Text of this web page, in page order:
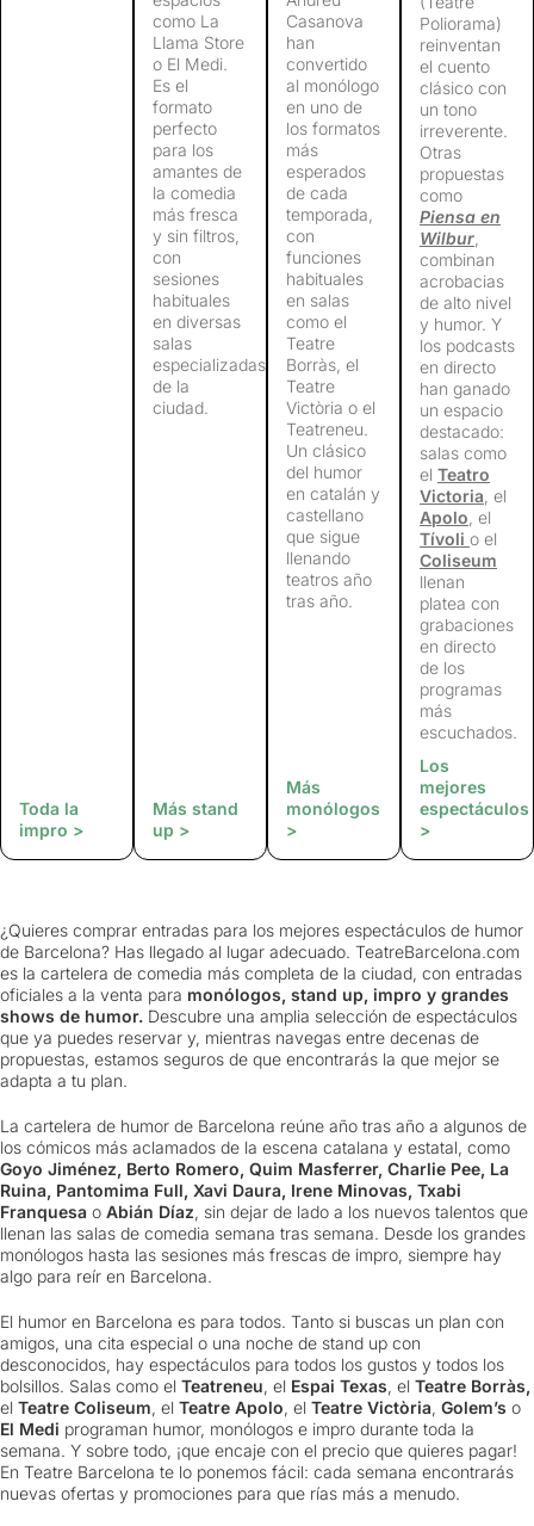
Toda la
impro >
como La
Llama Store
o El Medi.
Es el
formato
perfecto
para los
amantes de
la comedia
más fresca
y sin filtros,
con
sesiones
habituales
en diversas
salas
especializadas
de la
ciudad.
Más stand
up >
Casanova
han
convertido
al monólogo
en uno de
los formatos
más
esperados
de cada
temporada,
con
funciones
habituales
en salas
como el
Teatre
Borràs, el
Teatre
Victòria o el
Teatreneu.
Un clásico
del humor
en catalán y
castellano
que sigue
llenando
teatros año
tras año.
Más
monólogos
>
Poliorama)
reinventan
el cuento
clásico con
un tono
irreverente.
Otras
propuestas
como
Piensa en
Wilbur
combinan
acrobacias
de alto nivel
y humor. Y
los podcasts
en directo
han ganado
un espacio
destacado:
salas como
el Teatro
Victoria , el
Apolo , el
Tívoli o el
Coliseum
llenan
platea con
grabaciones
en directo
de los
programas
más
escuchados.
Los
mejores
espectáculos
>
¿Quieres comprar entradas para los mejores espectáculos de humor
de Barcelona? Has llegado al lugar adecuado. TeatreBarcelona.com
es la cartelera de comedia más completa de la ciudad, con entradas
oficiales a la venta para monólogos, stand up, impro y grandes
shows de humor. Descubre una amplia selección de espectáculos
que ya puedes reservar y, mientras navegas entre decenas de
propuestas, estamos seguros de que encontrarás la que mejor se
adapta a tu plan.
La cartelera de humor de Barcelona reúne año tras año a algunos de
los cómicos más aclamados de la escena catalana y estatal, como
Goyo Jiménez, Berto Romero, Quim Masferrer, Charlie Pee, La
Ruina, Pantomima Full, Xavi Daura, Irene Minovas, Txabi
Franquesa o Abián Díaz, sin dejar de lado a los nuevos talentos que
llenan las salas de comedia semana tras semana. Desde los grandes
monólogos hasta las sesiones más frescas de impro, siempre hay
algo para reír en Barcelona.
El humor en Barcelona es para todos. Tanto si buscas un plan con
amigos, una cita especial o una noche de stand up con
desconocidos, hay espectáculos para todos los gustos y todos los
bolsillos. Salas como el Teatreneu, el Espai Texas, el Teatre Borràs,
el Teatre Coliseum, el Teatre Apolo, el Teatre Victòria, Golem’s o
El Medi programan humor, monólogos e impro durante toda la
semana. Y sobre todo, ¡que encaje con el precio que quieres pagar!
En Teatre Barcelona te lo ponemos fácil: cada semana encontrarás
nuevas ofertas y promociones para que rías más a menudo.